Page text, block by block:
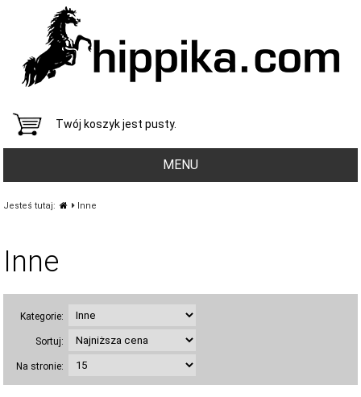
Twój koszyk jest pusty.
MENU
Jesteś tutaj: Inne
Inne
Kategorie:
Sortuj:
Na stronie: